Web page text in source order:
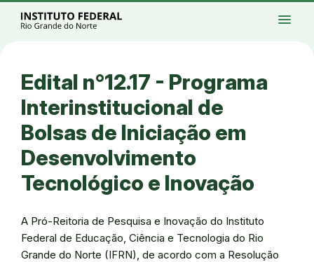
Ir para a página inicial
Ir para a busca
Alto contraste
Login da Área Administrativa
Acessibilidade
menu
Edital n°12.17 - Programa
Interinstitucional de
Bolsas de Iniciação em
Desenvolvimento
Tecnológico e Inovação
A Pró-Reitoria de Pesquisa e Inovação do Instituto
Federal de Educação, Ciência e Tecnologia do Rio
Grande do Norte (IFRN), de acordo com a Resolução